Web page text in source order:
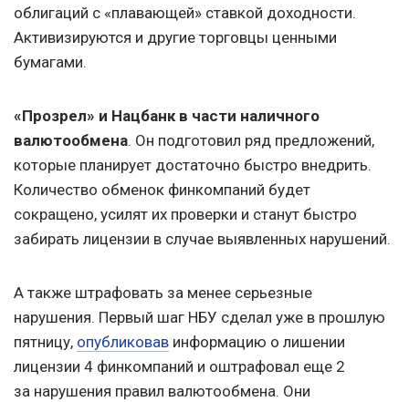
облигаций с «плавающей» ставкой доходности.
Активизируются и другие торговцы ценными
бумагами.
«Прозрел» и Нацбанк в части наличного
валютообмена. Он подготовил ряд предложений,
которые планирует достаточно быстро внедрить.
Количество обменок финкомпаний будет
сокращено, усилят их проверки и станут быстро
забирать лицензии в случае выявленных нарушений.
А также штрафовать за менее серьезные
нарушения. Первый шаг НБУ сделал уже в прошлую
пятницу, опубликовав информацию о лишении
лицензии 4 финкомпаний и оштрафовал еще 2
за нарушения правил валютообмена. Они